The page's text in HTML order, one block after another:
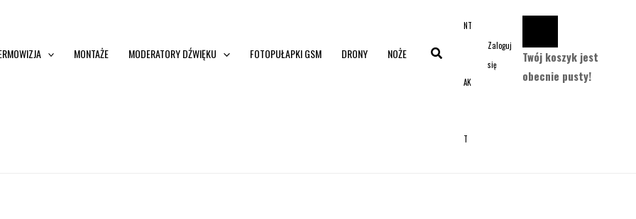
MONTAŻE MODERATORY DŹWIĘKU FOTOPUŁAPKI GSM DRONY NOŻE
NT
AK
T
Zaloguj
się
Twój koszyk jest
obecnie pusty!